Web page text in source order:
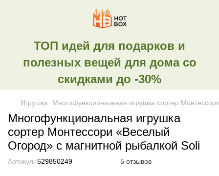
ТОП идей для подарков и
полезных вещей для дома со
скидками до -30%
Игрушки Многофункциональная игрушка сортер
Многофункциональная игрушка
сортер Монтессори «Веселый
Огород» с магнитной рыбалкой Soli
Артикул: 529850249 5 отзывов